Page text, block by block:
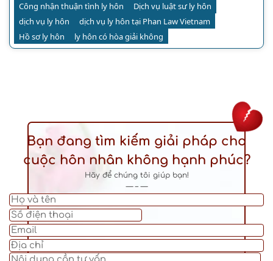
Công nhận thuận tình ly hôn
Dịch vụ luật sư ly hôn
dịch vụ ly hôn
dịch vụ ly hôn tại Phan Law Vietnam
Hồ sơ ly hôn
ly hôn có hòa giải không
Bạn đang tìm kiếm giải pháp cho
cuộc hôn nhân không hạnh phúc?
Hãy để chúng tôi giúp bạn!
— – —